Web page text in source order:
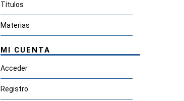
Títulos
Materias
MI CUENTA
Acceder
Registro